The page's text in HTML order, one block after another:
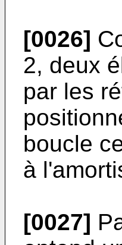
[0026]
2, deux
par les
boucle
à
[0027]